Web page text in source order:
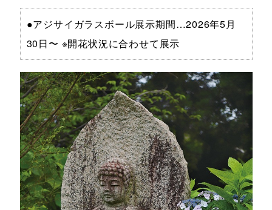
●アジサイガラスボール展示期間…2026年5月
30日〜 ※開花状況に合わせて展示